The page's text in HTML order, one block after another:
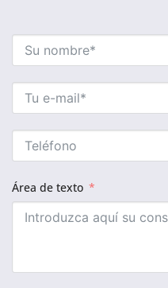
Área de texto